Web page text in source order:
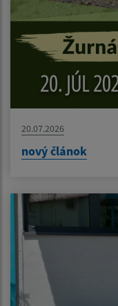
20.07.2026
nový článok